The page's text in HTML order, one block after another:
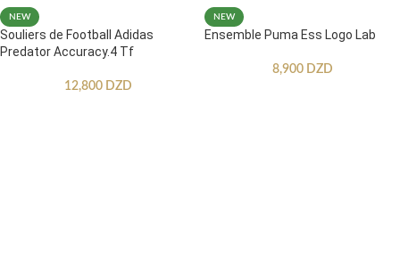
NEW
Souliers de Football Adidas
Predator Accuracy.4 Tf
12,800 DZD
NEW
Ensemble Puma Ess Logo Lab
8,900 DZD